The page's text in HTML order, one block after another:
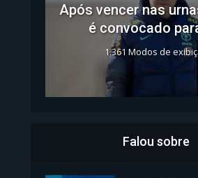
Após vencer nas
é convocado
1.361 Modos de
Falou sobre